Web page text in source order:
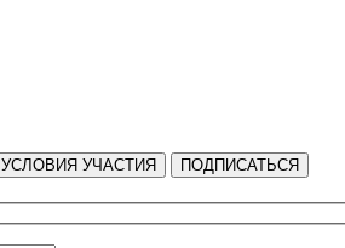
УСЛОВИЯ УЧАСТИЯ ПОДПИСАТЬСЯ